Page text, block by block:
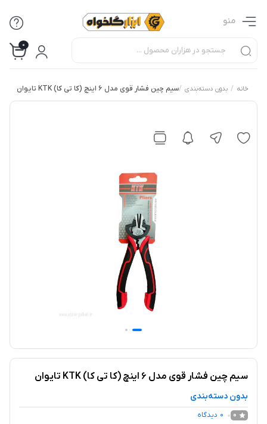
منو
0
خانه / بدون دسته‌بندی /سیم چین فشار قوی مدل 6 اینچ (کا تی کا) KTK تایوان
سیم چین فشار قوی مدل 6 اینچ (کا تی کا) KTK تایوان
بدون دسته‌بندی
0
0 دیدگاه